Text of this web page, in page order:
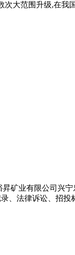
大范围升级,在
矿业有限公司兴
、法律诉讼、招投